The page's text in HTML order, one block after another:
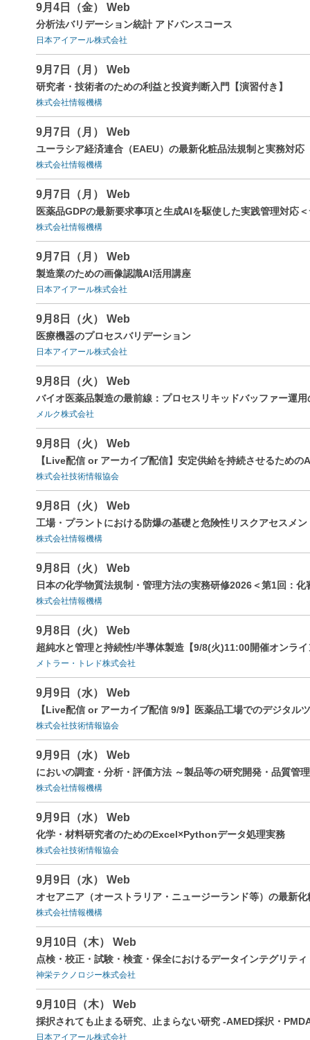
9月4日（金） Web
分析法バリデーション統計 アドバンスコース
日本アイアール株式会社
9月7日（月） Web
研究者・技術者のための利益と投資判断入門【演習付き】
株式会社情報機構
9月7日（月） Web
ユーラシア経済連合（EAEU）の最新化粧品法規制と実務対応
株式会社情報機構
9月7日（月） Web
医薬品GDPの最新要求事項と生成AIを駆使した実践管理対応
株式会社情報機構
9月7日（月） Web
製造業のための画像認識AI活用講座
日本アイアール株式会社
9月8日（火） Web
医療機器のプロセスバリデーション
日本アイアール株式会社
9月8日（火） Web
バイオ医薬品製造の最前線：プロセスリキッドバッファー運
メルク株式会社
9月8日（火） Web
【Live配信 or アーカイブ配信】安定供給を持続させるための
株式会社技術情報協会
9月8日（火） Web
工場・プラントにおける防爆の基礎と危険性リスクアセスメ
株式会社情報機構
9月8日（火） Web
日本の化学物質法規制・管理方法の実務研修2026＜第1回：化
株式会社情報機構
9月8日（火） Web
超純水と管理と持続性/半導体製造【9/8(火)11:00開催オンラ
メトラー・トレド株式会社
9月9日（水） Web
【Live配信 or アーカイブ配信 9/9】医薬品工場でのデジタル
株式会社技術情報協会
9月9日（水） Web
においの調査・分析・評価方法 ～製品等の研究開発・品質管
株式会社情報機構
9月9日（水） Web
化学・材料研究者のためのExcel×Pythonデータ処理実務
株式会社技術情報協会
9月9日（水） Web
オセアニア（オーストラリア・ニュージーランド等）の最新
株式会社情報機構
9月10日（木） Web
点検・校正・試験・検査・保全におけるデータインテグリテ
神栄テクノロジー株式会社
9月10日（木） Web
採択されても止まる研究、止まらない研究 ‐AMED採択・
日本アイアール株式会社